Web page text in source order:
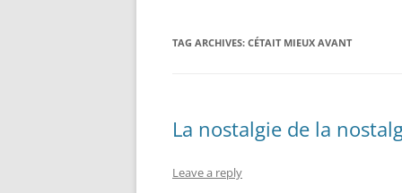
TAG ARCHIVES: CÉTAIT MIEUX AVANT
La nostalgie de la
Leave a reply